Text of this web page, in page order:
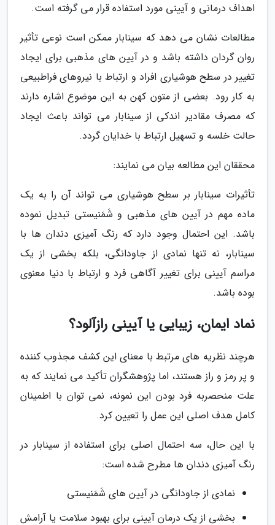
اهداف درمانی و آیینی مورد استفاده قرار می گرفته است.
مطالعات نشان می دهد که سینابار ممکن است نوعی تأثیر
روان گردان داشته باشد و در آیین های مذهبی برای ایجاد
تغییر در سطح هوشیاری افراد و ارتباط با نیروهای فراطبیعی
به کار رود. بعضی از متون کهن به این موضوع اشاره دارند
که مصرف مقادیر اندکی از سینابار می تواند باعث ایجاد
حالت خلسه و تسهیل ارتباط با خدایان گردد.
محققان این مطالعه بیان می نمایند:
تأثیرات سینابار بر سطح هوشیاری می تواند آن را به یک
ماده مهم در آیین های مذهبی و شَمَنیستی تبدیل نموده
باشد. این احتمال وجود دارد که رنگ آمیزی دندان ها با
سینابار، نه تنها نمادی از جاودانگی، بلکه بخشی از یک
مراسم آیینی برای تغییر آگاهی فرد و ارتباط با دنیا معنوی
بوده باشد.
نماد ایمان، زیبایی یا آیینی رازآلود؟
هرچند نظریه های مرتبط با معنای این کشف مجذوب کننده
و پر رمز و راز هستند، اما پژوهشگران تأکید می نمایند که به
علت منحصربه فرد بودن این نمونه، نمی توان با اطمینان
کامل هدف اصلی این عمل را تعیین کرد.
با این حال، سه احتمال اصلی برای استفاده از سینابار در
رنگ آمیزی دندان ها مطرح شده است:
نمادی از جاودانگی در آیین های شَمَنیستی
بخشی از یک درمان آیینی برای بهبود سلامت یا آرامش